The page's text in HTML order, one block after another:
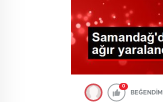
0
BEĞENDİM